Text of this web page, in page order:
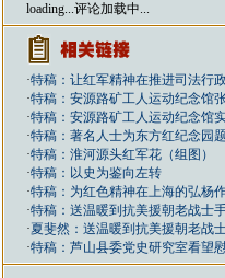
loading...评论加载中...
·特稿：让红军精神在推进司法行
·特稿：安源路矿工人运动纪念馆
·特稿：安源路矿工人运动纪念馆
·特稿：著名人士为东方红纪念园
·特稿：淮河源头红军花（组图）
·特稿：以史为鉴向左转
·特稿：为红色精神在上海的弘杨
·特稿：送温暖到抗美援朝老战士
·夏斐然：送温暖到抗美援朝老战
·特稿：芦山县委党史研究室看望